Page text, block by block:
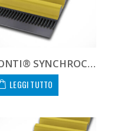
CONTI® SYNCHROCHAIN CARBON CTD 14M 1400 90 C
LEGGI TUTTO